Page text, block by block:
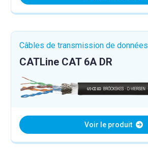
Câbles de transmission de données
CATLine CAT 6A DR
Voir le produit